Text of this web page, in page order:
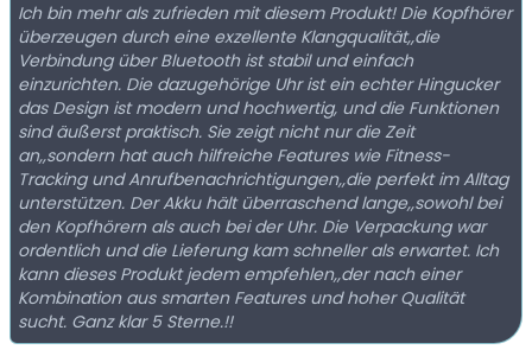
Ich bin mehr als zufrieden mit diesem Produkt! Die Kopfhörer
überzeugen durch eine exzellente Klangqualität,,die
Verbindung über Bluetooth ist stabil und einfach
einzurichten. Die dazugehörige Uhr ist ein echter Hingucker
das Design ist modern und hochwertig, und die Funktionen
sind äußerst praktisch. Sie zeigt nicht nur die Zeit
an,,sondern hat auch hilfreiche Features wie Fitness-
Tracking und Anrufbenachrichtigungen,,die perfekt im Alltag
unterstützen. Der Akku hält überraschend lange,,sowohl bei
den Kopfhörern als auch bei der Uhr. Die Verpackung war
ordentlich und die Lieferung kam schneller als erwartet. Ich
kann dieses Produkt jedem empfehlen,,der nach einer
Kombination aus smarten Features und hoher Qualität
sucht. Ganz klar 5 Sterne.!!